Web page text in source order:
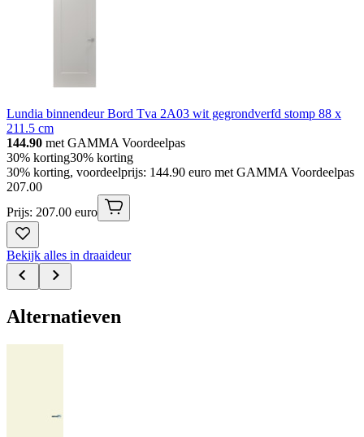
Lundia binnendeur Bord Tva 2A03 wit gegrondverfd stomp 88 x
211.5 cm
144.90 met GAMMA Voordeelpas
30% korting30% korting
30% korting, voordeelprijs: 144.90 euro met GAMMA Voordeelpas
207.00
Prijs: 207.00 euro
Bekijk alles in draaideur
Alternatieven